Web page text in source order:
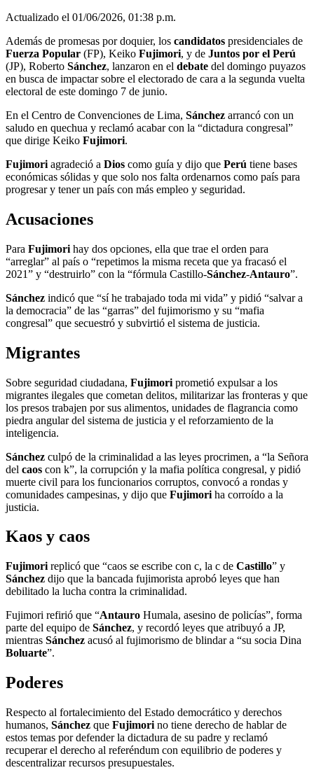
Actualizado el 01/06/2026, 01:38 p.m.
Además de promesas por doquier, los candidatos presidenciales de
Fuerza Popular (FP), Keiko Fujimori, y de Juntos por el Perú
(JP), Roberto Sánchez, lanzaron en el debate del domingo puyazos
en busca de impactar sobre el electorado de cara a la segunda vuelta
electoral de este domingo 7 de junio.
En el Centro de Convenciones de Lima, Sánchez arrancó con un
saludo en quechua y reclamó acabar con la “dictadura congresal”
que dirige Keiko Fujimori.
Fujimori agradeció a Dios como guía y dijo que Perú tiene bases
económicas sólidas y que solo nos falta ordenarnos como país para
progresar y tener un país con más empleo y seguridad.
Acusaciones
Para Fujimori hay dos opciones, ella que trae el orden para
“arreglar” al país o “repetimos la misma receta que ya fracasó el
2021” y “destruirlo” con la “fórmula Castillo-Sánchez-Antauro”.
Sánchez indicó que “sí he trabajado toda mi vida” y pidió “salvar a
la democracia” de las “garras” del fujimorismo y su “mafia
congresal” que secuestró y subvirtió el sistema de justicia.
Migrantes
Sobre seguridad ciudadana, Fujimori prometió expulsar a los
migrantes ilegales que cometan delitos, militarizar las fronteras y que
los presos trabajen por sus alimentos, unidades de flagrancia como
piedra angular del sistema de justicia y el reforzamiento de la
inteligencia.
Sánchez culpó de la criminalidad a las leyes procrimen, a “la Señora
del caos con k”, la corrupción y la mafia política congresal, y pidió
muerte civil para los funcionarios corruptos, convocó a rondas y
comunidades campesinas, y dijo que Fujimori ha corroído a la
justicia.
Kaos y caos
Fujimori replicó que “caos se escribe con c, la c de Castillo” y
Sánchez dijo que la bancada fujimorista aprobó leyes que han
debilitado la lucha contra la criminalidad.
Fujimori refirió que “Antauro Humala, asesino de policías”, forma
parte del equipo de Sánchez, y recordó leyes que atribuyó a JP,
mientras Sánchez acusó al fujimorismo de blindar a “su socia Dina
Boluarte”.
Poderes
Respecto al fortalecimiento del Estado democrático y derechos
humanos, Sánchez que Fujimori no tiene derecho de hablar de
estos temas por defender la dictadura de su padre y reclamó
recuperar el derecho al referéndum con equilibrio de poderes y
descentralizar recursos presupuestales.